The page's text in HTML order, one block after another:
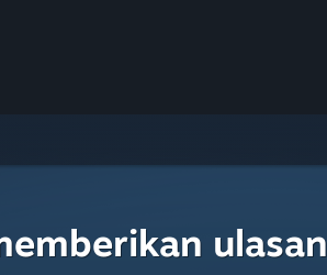
ulasan